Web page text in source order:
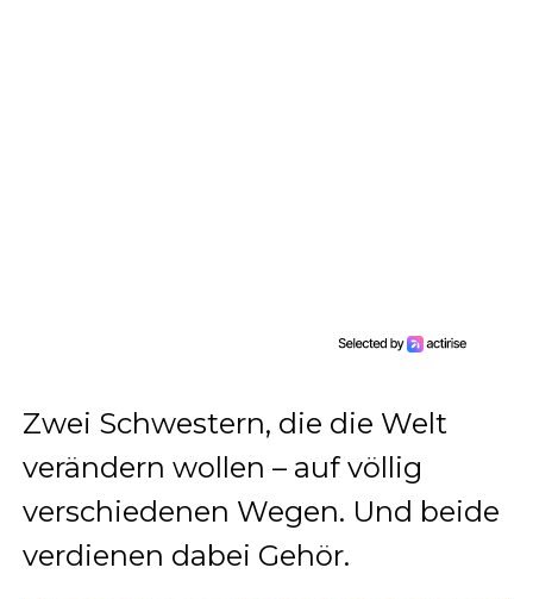
Zwei Schwestern, die die Welt
verändern wollen – auf völlig
verschiedenen Wegen. Und beide
verdienen dabei Gehör.